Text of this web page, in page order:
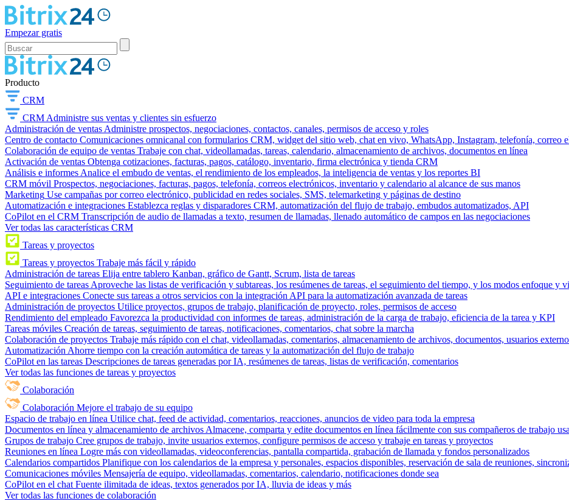
Empezar gratis
Producto
CRM
CRM Administre sus ventas y clientes sin esfuerzo
Administración de ventas Administre prospectos, negociaciones, contactos, canales, permisos de acceso y roles
Centro de contacto Comunicaciones omnicanal con formularios CRM, widget del sitio web, chat en vivo, WhatsApp, Instagram, telefonía, correo
Colaboración de equipo de ventas Trabaje con chat, videollamadas, tareas, calendario, almacenamiento de archivos, documentos en línea
Activación de ventas Obtenga cotizaciones, facturas, pagos, catálogo, inventario, firma electrónica y tienda CRM
Análisis e informes Analice el embudo de ventas, el rendimiento de los empleados, la inteligencia de ventas y los reportes BI
CRM móvil Prospectos, negociaciones, facturas, pagos, telefonía, correos electrónicos, inventario y calendario al alcance de sus manos
Marketing Use campañas por correo electrónico, publicidad en redes sociales, SMS, telemarketing y páginas de destino
Automatización e integraciones Establezca reglas y disparadores CRM, automatización del flujo de trabajo, embudos automatizados, API
CoPilot en el CRM Transcripción de audio de llamadas a texto, resumen de llamadas, llenado automático de campos en las negociaciones
Ver todas las características CRM
Tareas y proyectos
Tareas y proyectos Trabaje más fácil y rápido
Administración de tareas Elija entre tablero Kanban, gráfico de Gantt, Scrum, lista de tareas
Seguimiento de tareas Aproveche las listas de verificación y subtareas, los resúmenes de tareas, el seguimiento del tiempo, y los modos enfoque y
API e integraciones Conecte sus tareas a otros servicios con la integración API para la automatización avanzada de tareas
Administración de proyectos Utilice proyectos, grupos de trabajo, planificación de proyecto, roles, permisos de acceso
Rendimiento del empleado Favorezca la productividad con informes de tareas, administración de la carga de trabajo, eficiencia de la tarea y KPI
Tareas móviles Creación de tareas, seguimiento de tareas, notificaciones, comentarios, chat sobre la marcha
Colaboración de proyectos Trabaje más rápido con el chat, videollamadas, comentarios, almacenamiento de archivos, documentos, usuarios
Automatización Ahorre tiempo con la creación automática de tareas y la automatización del flujo de trabajo
CoPilot en las tareas Descripciones de tareas generadas por IA, resúmenes de tareas, listas de verificación, comentarios
Ver todas las funciones de tareas y proyectos
Colaboración
Colaboración Mejore el trabajo de su equipo
Espacio de trabajo en línea Utilice chat, feed de actividad, comentarios, reacciones, anuncios de video para toda la empresa
Documentos en línea y almacenamiento de archivos Almacene, comparta y edite documentos en línea fácilmente con sus compañeros de trabajo
Grupos de trabajo Cree grupos de trabajo, invite usuarios externos, configure permisos de acceso y trabaje en tareas y proyectos
Reuniones en línea Logre más con videollamadas, videoconferencias, pantalla compartida, grabación de llamada y fondos personalizados
Calendarios compartidos Planifique con los calendarios de la empresa y personales, espacios disponibles, reservación de sala de reuniones,
Comunicaciones móviles Mensajería de equipo, videollamadas, comentarios, calendario, notificaciones donde sea
CoPilot en el chat Fuente ilimitada de ideas, textos generados por IA, lluvia de ideas y más
Ver todas las funciones de colaboración